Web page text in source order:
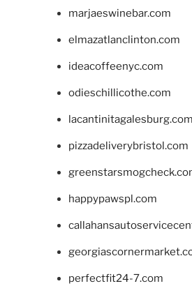
marjaeswinebar.com
elmazatlanclinton.com
ideacoffeenyc.com
odieschillicothe.com
lacantinitagalesburg.com
pizzadeliverybristol.com
happypawspl.com
perfectfit24-7.com